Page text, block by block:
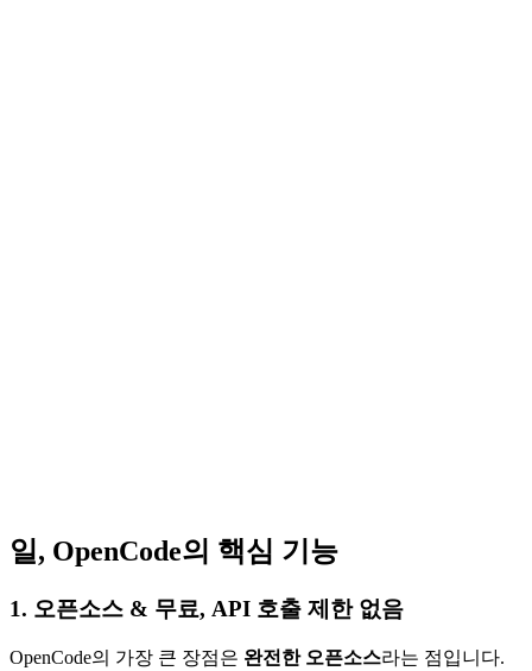
일, OpenCode의 핵심 기능
1. 오픈소스 & 무료, API 호출 제한 없음
OpenCode의 가장 큰 장점은 완전한 오픈소스라는 점입니다.